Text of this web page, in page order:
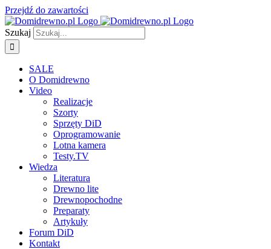
Przejdź do zawartości
Szukaj
SALE
O Domidrewno
Video
Realizacje
Szorty
Sprzęty DiD
Oprogramowanie
Lotna kamera
Testy.TV
Wiedza
Literatura
Drewno lite
Drewnopochodne
Preparaty
Artykuły
Forum DiD
Kontakt